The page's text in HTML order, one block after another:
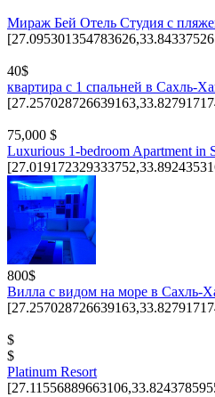
Мираж Бей Отель Студия с
40$
квартира с 1 спальней в Сахль-
75,000 $
Luxurious 1-bedroom Apartment in
800$
Вилла с видом на море в Сахль-
$
$
Platinum Resort